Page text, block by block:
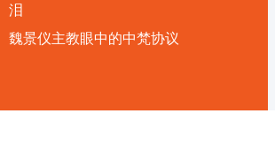
泪
魏景仪主教眼中的中梵协议